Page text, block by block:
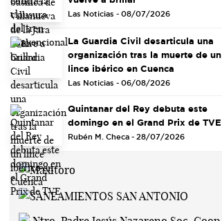
Las Noticias - 08/07/2026
La Guardia Civil desarticula una
organización tras la muerte de un
lince ibérico en Cuenca
Las Noticias - 06/08/2026
Quintanar del Rey debuta este
domingo en el Grand Prix de TVE
Rubén M. Checa - 28/07/2026